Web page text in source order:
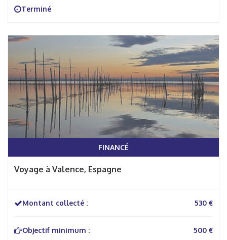
Terminé
FINANCÉ
Voyage à Valence, Espagne
Montant collecté : 530 €
Objectif minimum :
500 €